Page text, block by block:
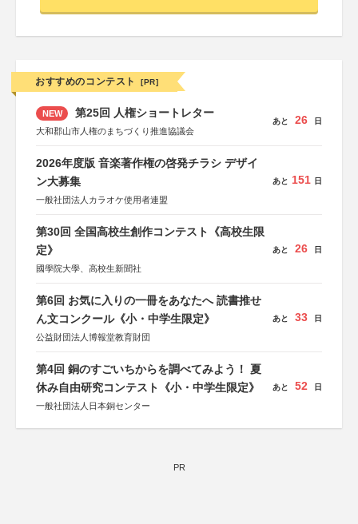
おすすめのコンテスト [PR]
NEW 第25回 人権ショートレター
大和郡山市人権のまちづくり推進協議会
あと 26 日
2026年度版 音楽著作権の啓発チラシ デザイ
ン大募集
一般社団法人カラオケ使用者連盟
あと 151 日
第30回 全国高校生創作コンテスト《高校生限
定》
國學院大學、高校生新聞社
あと 26 日
第6回 お気に入りの一冊をあなたへ 読書推せ
ん文コンクール《小・中学生限定》
公益財団法人博報堂教育財団
あと 33 日
第4回 銅のすごいちからを調べてみよう！ 夏
休み自由研究コンテスト《小・中学生限定》
一般社団法人日本銅センター
あと 52 日
PR